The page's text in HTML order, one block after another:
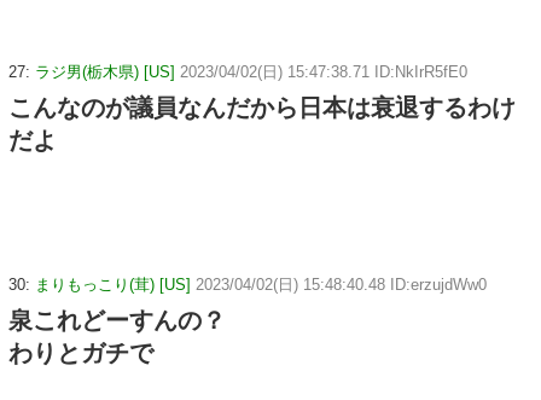
27: ラジ男(栃木県) [US] 2023/04/02(日) 15:47:38.71 ID:NkIrR5fE0
こんなのが議員なんだから日本は衰退するわけ
だよ
30: まりもっこり(茸) [US] 2023/04/02(日) 15:48:40.48 ID:erzujdWw0
泉これどーすんの？
わりとガチで